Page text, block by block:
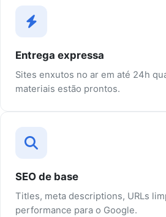
Entrega expressa
Sites enxutos no ar em até 24h
materiais estão prontos.
SEO de base
Titles, meta descriptions, URLs
performance para o Google.